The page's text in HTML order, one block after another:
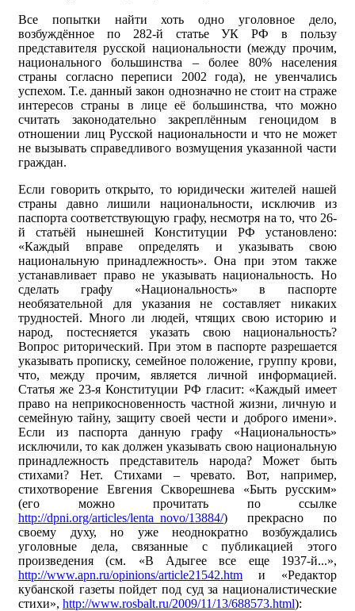
Все попытки найти хоть одно уголовное дело,
возбуждённое по 282-й статье УК РФ в пользу
представителя русской национальности (между прочим,
национального большинства – более 80% населения
страны согласно переписи 2002 года), не увенчались
успехом. Т.е. данный закон однозначно не стоит на страже
интересов страны в лице её большинства, что можно
считать законодательно закреплённым геноцидом в
отношении лиц Русской национальности и что не может
не вызывать справедливого возмущения указанной части
граждан.
Если говорить открыто, то юридически жителей нашей
страны давно лишили национальности, исключив из
паспорта соответствующую графу, несмотря на то, что 26-
й статьёй нынешней Конституции РФ установлено:
«Каждый вправе определять и указывать свою
национальную принадлежность». Она при этом также
устанавливает право не указывать национальность. Но
сделать графу «Национальность» в паспорте
необязательной для указания не составляет никаких
трудностей. Много ли людей, чтящих свою историю и
народ, постесняется указать свою национальность?
Вопрос риторический. При этом в паспорте разрешается
указывать прописку, семейное положение, группу крови,
что, между прочим, является личной информацией.
Статья же 23-я Конституции РФ гласит: «Каждый имеет
право на неприкосновенность частной жизни, личную и
семейную тайну, защиту своей чести и доброго имени».
Если из паспорта данную графу «Национальность»
исключили, то как должен указывать свою национальную
принадлежность представитель народа? Может быть
стихами? Нет. Стихами – чревато. Вот, например,
стихотворение Евгения Скворешнева «Быть русским»
(его можно прочитать по ссылке
http://dpni.org/articles/lenta_novo/13884/) прекрасно по
своему духу, но уже неоднократно возбуждались
уголовные дела, связанные с публикацией этого
произведения (см. «В Адыгее все еще 1937-й...»,
http://www.apn.ru/opinions/article21542.htm и «Редактор
кубанской газеты пойдет под суд за националистические
стихи», http://www.rosbalt.ru/2009/11/13/688573.html):